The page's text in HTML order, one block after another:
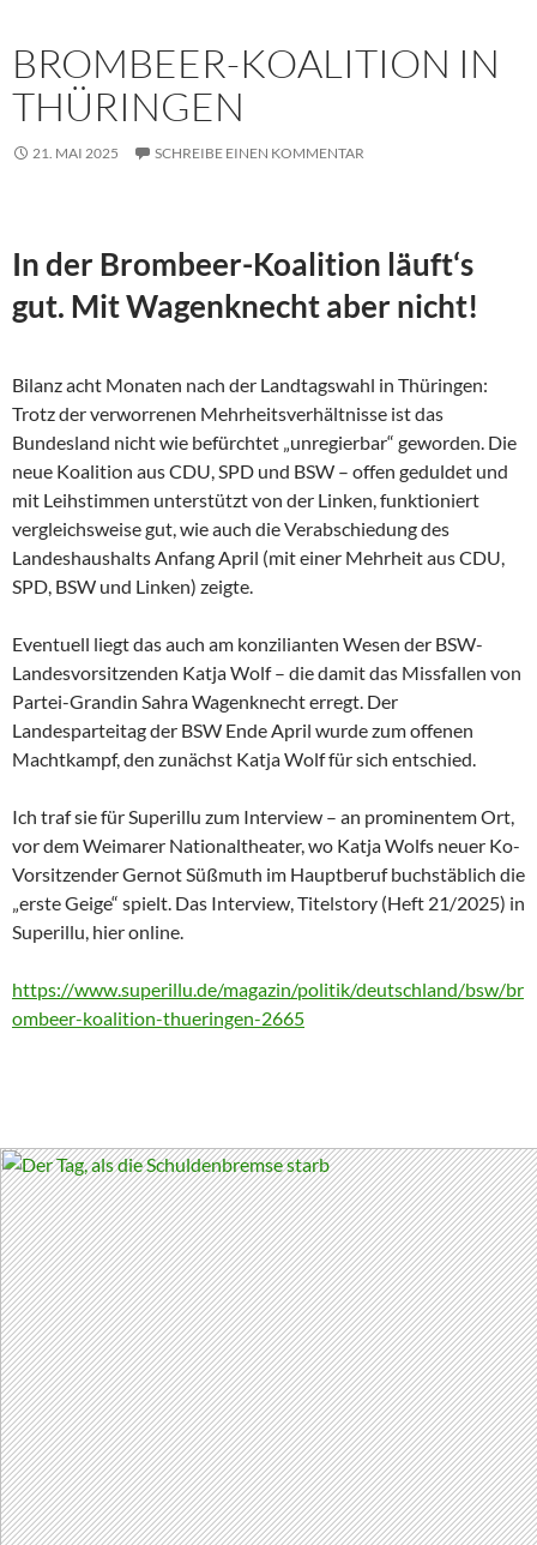
BROMBEER-KOALITION IN
THÜRINGEN
21. MAI 2025 SCHREIBE EINEN KOMMENTAR
In der Brombeer-Koalition läuft‘s
gut. Mit Wagenknecht aber nicht!
Bilanz acht Monaten nach der Landtagswahl in Thüringen:
Trotz der verworrenen Mehrheitsverhältnisse ist das
Bundesland nicht wie befürchtet „unregierbar“ geworden. Die
neue Koalition aus CDU, SPD und BSW – offen geduldet und
mit Leihstimmen unterstützt von der Linken, funktioniert
vergleichsweise gut, wie auch die Verabschiedung des
Landeshaushalts Anfang April (mit einer Mehrheit aus CDU,
SPD, BSW und Linken) zeigte.
Eventuell liegt das auch am konzilianten Wesen der BSW-
Landesvorsitzenden Katja Wolf – die damit das Missfallen von
Partei-Grandin Sahra Wagenknecht erregt. Der
Landesparteitag der BSW Ende April wurde zum offenen
Machtkampf, den zunächst Katja Wolf für sich entschied.
Ich traf sie für Superillu zum Interview – an prominentem Ort,
vor dem Weimarer Nationaltheater, wo Katja Wolfs neuer Ko-
Vorsitzender Gernot Süßmuth im Hauptberuf buchstäblich die
„erste Geige“ spielt. Das Interview, Titelstory (Heft 21/2025) in
Superillu, hier online.
https://www.superillu.de/magazin/politik/deutschland/bsw/br
ombeer-koalition-thueringen-2665